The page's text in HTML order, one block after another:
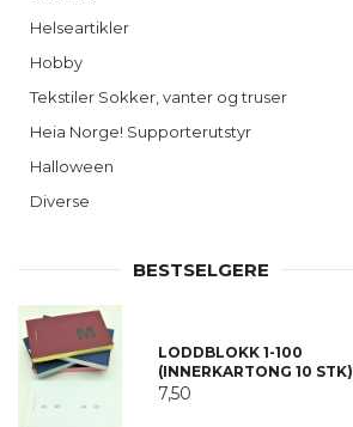
Helseartikler
Hobby
Tekstiler Sokker, vanter og truser
Heia Norge! Supporterutstyr
Halloween
Diverse
BESTSELGERE
LODDBLOKK 1-100
(INNERKARTONG 10 STK)
7,50